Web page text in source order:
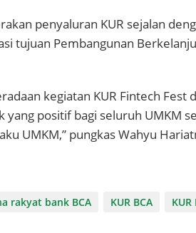
penyaluran KUR sejalan
tujuan Pembangunan
kegiatan KUR Fintech Fest
yang positif bagi seluruh UMKM
UMKM,” pungkas Wahyu
rakyat bank BCA KUR BCA